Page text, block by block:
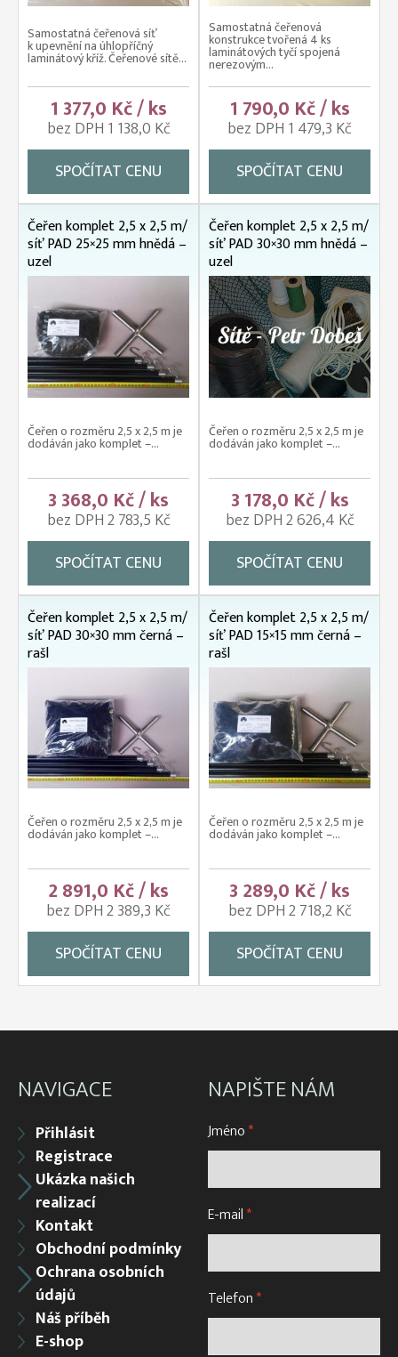
Samostatná čeřenová síť
k upevnění na úhlopříčný
laminátový kříž. Čeřenové sítě...
1 377,0 Kč / ks
bez DPH 1 138,0 Kč
SPOČÍTAT CENU
Samostatná čeřenová
konstrukce tvořená 4 ks
laminátových tyčí spojená
nerezovým...
1 790,0 Kč / ks
bez DPH 1 479,3 Kč
SPOČÍTAT CENU
Čeřen komplet 2,5 x 2,5 m/
síť PAD 25×25 mm hnědá –
uzel
Čeřen o rozměru 2,5 x 2,5 m je
dodáván jako komplet –...
3 368,0 Kč / ks
bez DPH 2 783,5 Kč
SPOČÍTAT CENU
Čeřen komplet 2,5 x 2,5 m/
síť PAD 30×30 mm hnědá –
uzel
Čeřen o rozměru 2,5 x 2,5 m je
dodáván jako komplet –...
3 178,0 Kč / ks
bez DPH 2 626,4 Kč
SPOČÍTAT CENU
Čeřen komplet 2,5 x 2,5 m/
síť PAD 30×30 mm černá –
rašl
Čeřen o rozměru 2,5 x 2,5 m je
dodáván jako komplet –...
2 891,0 Kč / ks
bez DPH 2 389,3 Kč
SPOČÍTAT CENU
Čeřen komplet 2,5 x 2,5 m/
síť PAD 15×15 mm černá –
rašl
Čeřen o rozměru 2,5 x 2,5 m je
dodáván jako komplet –...
3 289,0 Kč / ks
bez DPH 2 718,2 Kč
SPOČÍTAT CENU
NAVIGACE
Přihlásit
Registrace
Ukázka našich
realizací
Kontakt
Obchodní podmínky
Ochrana osobních
údajů
Náš příběh
E-shop
NAPIŠTE NÁM
Jméno*
E-mail*
Telefon*